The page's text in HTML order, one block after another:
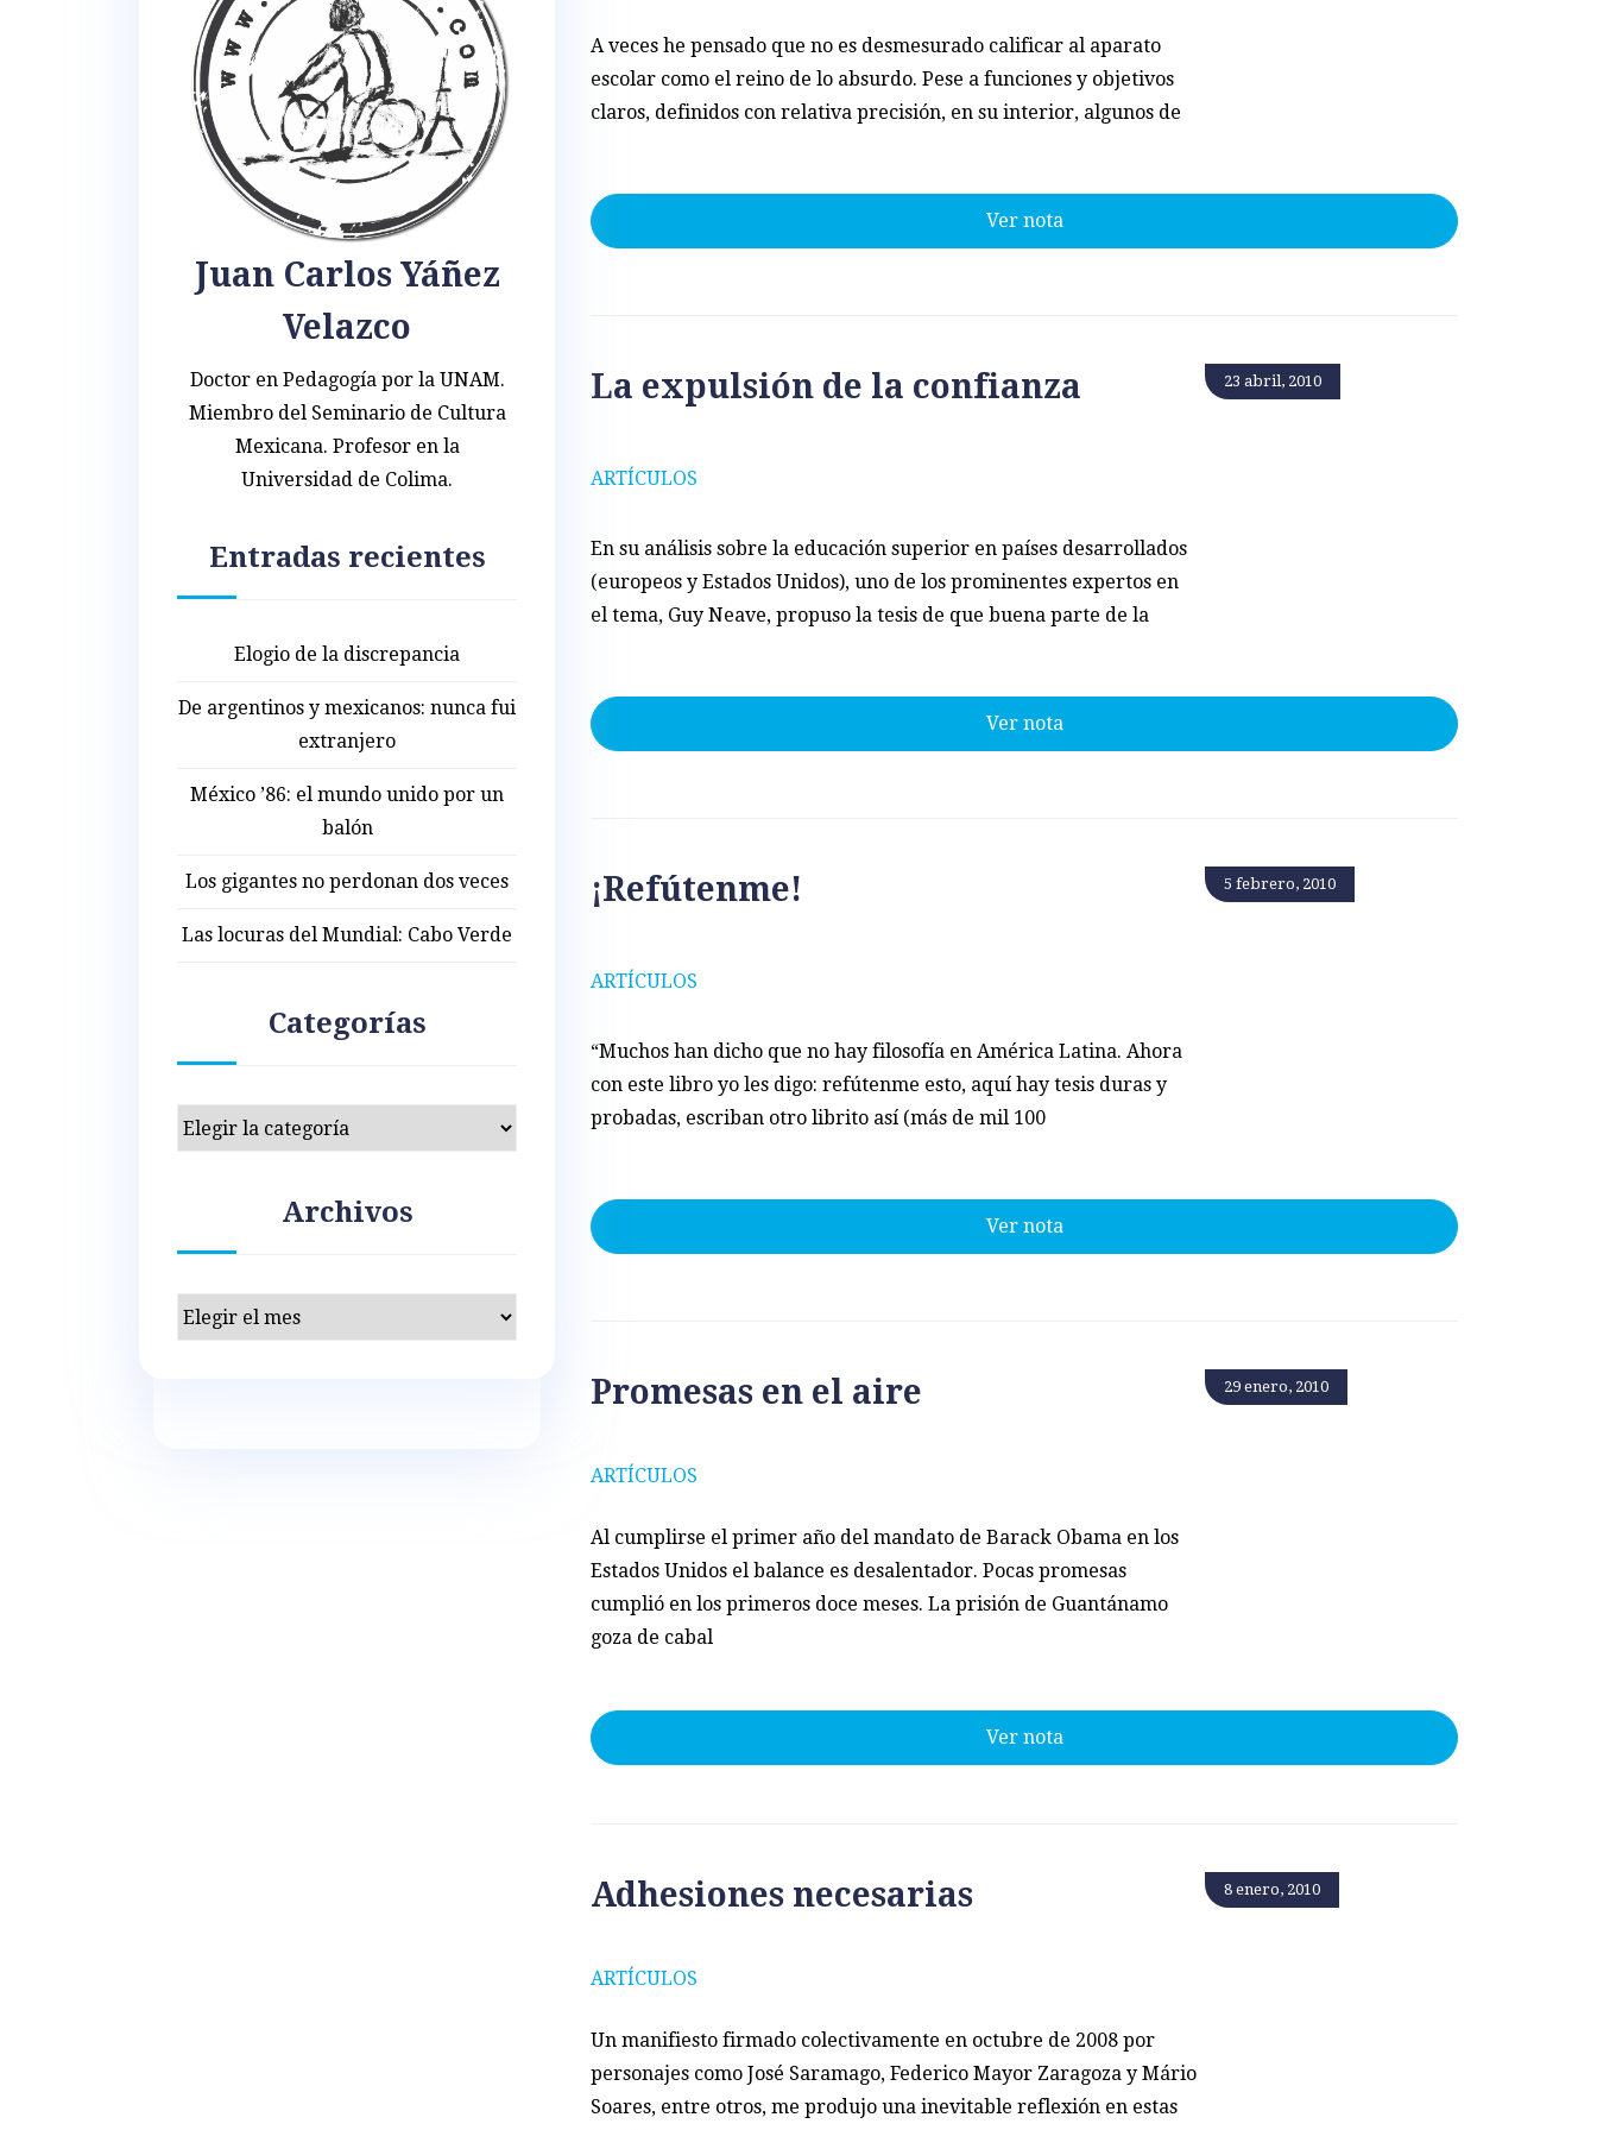
A veces he pensado que no es desmesurado calificar al aparato
escolar como el reino de lo absurdo. Pese a funciones y objetivos
claros, definidos con relativa precisión, en su interior, algunos de
Ver nota
ARTÍCULOS
La expulsión de la confianza 23 abril, 2010
En su análisis sobre la educación superior en países desarrollados
(europeos y Estados Unidos), uno de los prominentes expertos en
el tema, Guy Neave, propuso la tesis de que buena parte de la
Ver nota
ARTÍCULOS
¡Refútenme! 5 febrero, 2010
“Muchos han dicho que no hay filosofía en América Latina. Ahora
con este libro yo les digo: refútenme esto, aquí hay tesis duras y
probadas, escriban otro librito así (más de mil 100
Ver nota
ARTÍCULOS
Promesas en el aire 29 enero, 2010
Al cumplirse el primer año del mandato de Barack Obama en los
Estados Unidos el balance es desalentador. Pocas promesas
cumplió en los primeros doce meses. La prisión de Guantánamo
goza de cabal
Ver nota
ARTÍCULOS
Adhesiones necesarias 8 enero, 2010
Un manifiesto firmado colectivamente en octubre de 2008 por
personajes como José Saramago, Federico Mayor Zaragoza y Mário
Soares, entre otros, me produjo una inevitable reflexión en estas
Juan Carlos Yáñez
Velazco
Doctor en Pedagogía por la UNAM.
Miembro del Seminario de Cultura
Mexicana. Profesor en la
Universidad de Colima.
Entradas recientes
Elogio de la discrepancia
De argentinos y mexicanos: nunca fui
extranjero
México ’86: el mundo unido por un
balón
Los gigantes no perdonan dos veces
Las locuras del Mundial: Cabo Verde
Categorías
Categorías
Archivos
Archivos